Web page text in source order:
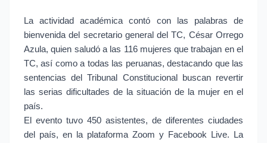
La actividad académica contó con las palabras de
bienvenida del secretario general del TC, César Orrego
Azula, quien saludó a las 116 mujeres que trabajan en el
TC, así como a todas las peruanas, destacando que las
sentencias del Tribunal Constitucional buscan revertir
las serias dificultades de la situación de la mujer en el
país.
El evento tuvo 450 asistentes, de diferentes ciudades
del país, en la plataforma Zoom y Facebook Live. La